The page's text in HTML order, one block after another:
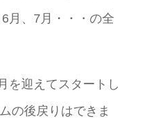
月、7月・・・の全
を迎えてスタートし
の後戻りはできま